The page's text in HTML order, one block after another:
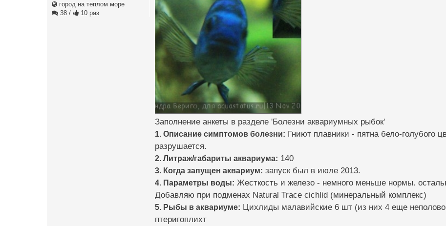
город на теплом море
38 / 10 раз
Заполнение анкеты в разделе 'Болезни аквариумных рыбок'
1. Описание симптомов болезни: Гниют плавники - пятна бело-голубого
разрушается.
2. Литраж/габариты аквариума: 140
3. Когда запущен аквариум: запуск был в июле 2013.
4. Параметры воды: Жесткость и железо - немного меньше нормы.
Добавляю при подменах Natural Trace cichlid (минеральный комплекс)
5. Рыбы в аквариуме: Цихлиды малавийские 6 шт (из них 4 еще
птеригоплихт